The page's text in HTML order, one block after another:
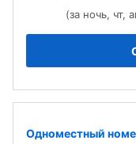
(за ночь, чт,
Одноместный